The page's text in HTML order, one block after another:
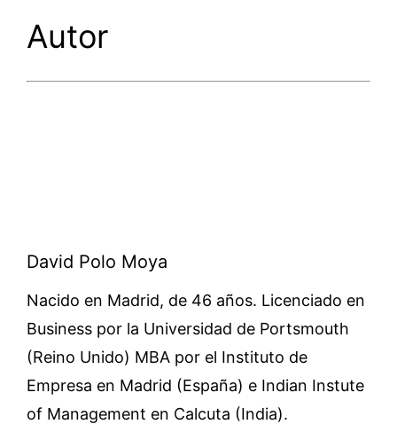
Autor
David Polo Moya
Nacido en Madrid, de 46 años. Licenciado en
Business por la Universidad de Portsmouth
(Reino Unido) MBA por el Instituto de
Empresa en Madrid (España) e Indian Instute
of Management en Calcuta (India).